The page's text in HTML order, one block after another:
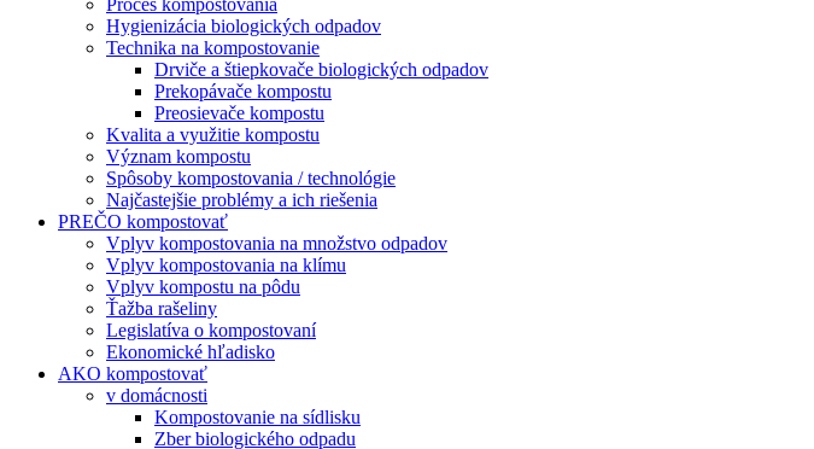
Hygienizácia biologických odpadov
Technika na kompostovanie
Drviče a štiepkovače biologických odpadov
Prekopávače kompostu
Preosievače kompostu
Kvalita a využitie kompostu
Význam kompostu
Spôsoby kompostovania / technológie
Najčastejšie problémy a ich riešenia
PREČO kompostovať
Vplyv kompostovania na množstvo odpadov
Vplyv kompostovania na klímu
Vplyv kompostu na pôdu
Ťažba rašeliny
Legislatíva o kompostovaní
Ekonomické hľadisko
AKO kompostovať
v domácnosti
Kompostovanie na sídlisku
Zber biologického odpadu